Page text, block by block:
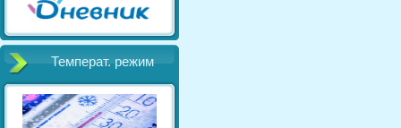
Температ. режим